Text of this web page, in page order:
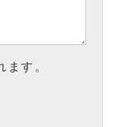
す。